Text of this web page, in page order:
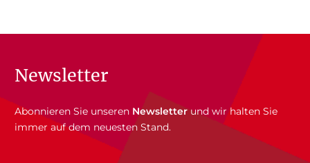
Newsletter
Abonnieren Sie unseren Newsletterund wir halten Sie
immer auf dem neuesten Stand.